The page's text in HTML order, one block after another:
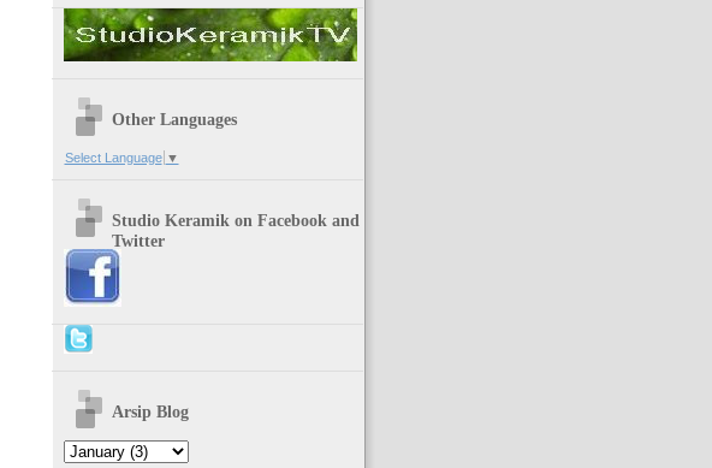
Other Languages
Select Language ▼
Studio Keramik on Facebook and
Twitter
Arsip Blog